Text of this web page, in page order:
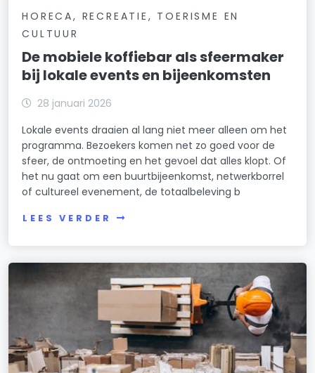
HORECA, RECREATIE, TOERISME EN
CULTUUR
De mobiele koffiebar als sfeermaker
bij lokale events en bijeenkomsten
28 januari 2026
Lokale events draaien al lang niet meer alleen om het
programma. Bezoekers komen net zo goed voor de
sfeer, de ontmoeting en het gevoel dat alles klopt. Of
het nu gaat om een buurtbijeenkomst, netwerkborrel
of cultureel evenement, de totaalbeleving b
LEES VERDER